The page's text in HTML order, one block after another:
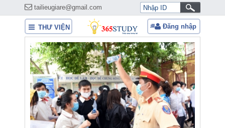
tailieugiare@gmail.com
THƯ VIỆN Đăng nhập